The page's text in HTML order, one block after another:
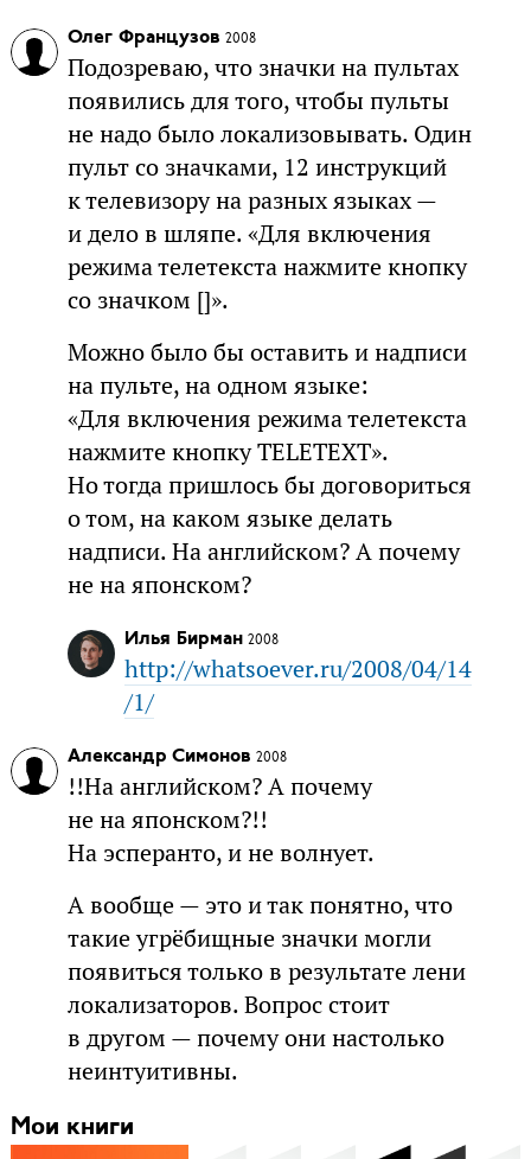
Олег Французов 2008
Подозреваю, что значки на пультах
появились для того, чтобы пульты
не надо было локализовывать. Один
пульт со значками, 12 инструкций
к телевизору на разных языках —
и дело в шляпе. «Для включения
режима телетекста нажмите кнопку
со значком []».
Можно было бы оставить и надписи
на пульте, на одном языке:
«Для включения режима телетекста
нажмите кнопку TELETEXT».
Но тогда пришлось бы договориться
о том, на каком языке делать
надписи. На английском? А почему
не на японском?
Илья Бирман 2008
http://whatsoever.ru/2008/04/14
/1/
Александр Симонов 2008
!!На английском? А почему
не на японском?!!
На эсперанто, и не волнует.
А вообще — это и так понятно, что
такие угрёбищные значки могли
появиться только в результате лени
локализаторов. Вопрос стоит
в другом — почему они настолько
неинтуитивны.
Мои книги